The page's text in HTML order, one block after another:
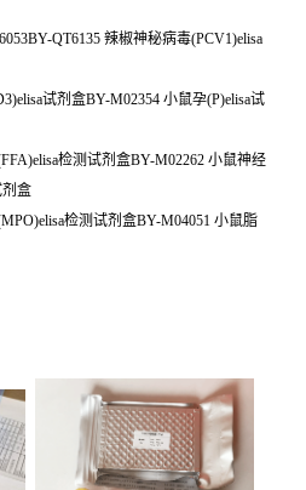
QT6135 辣椒神秘病毒(PCV1)elisa
试剂盒BY-M02354 小鼠孕(P)elisa试
检测试剂盒BY-M02262 小鼠神经
剂盒
检测试剂盒BY-M04051 小鼠脂